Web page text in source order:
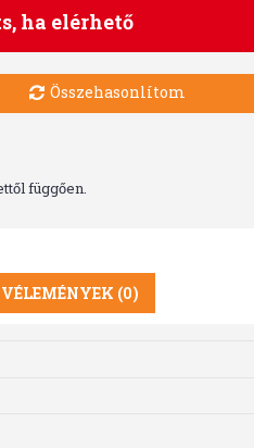
ha elérhető
Összehasonlítom
függően.
VÉLEMÉNYEK (0)